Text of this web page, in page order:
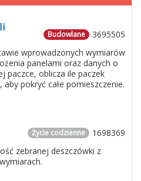
3695505
Budowlane
wprowadzonych wymiarów
panelami oraz danych o
paczce, oblicza ile paczek
aby pokryć całe pomieszczenie.
1698369
Życie codzienne
zebranej deszczówki z